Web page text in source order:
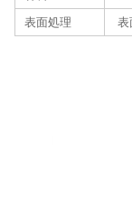
表面処理
表